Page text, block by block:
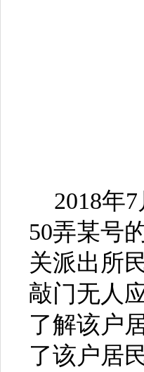
2018年7
50弄某号
关派出所
敲门无人
了解该户
了该户居